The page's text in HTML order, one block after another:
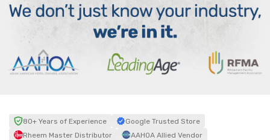
80+ Years of Experience
Google Trusted Store
Rheem Master Distributor
AAHOA Allied Vendor